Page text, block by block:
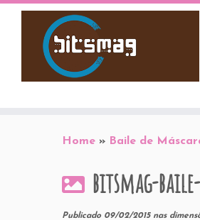
Home » Baile de
bitsmag-
Publicado 09/02/2015nas